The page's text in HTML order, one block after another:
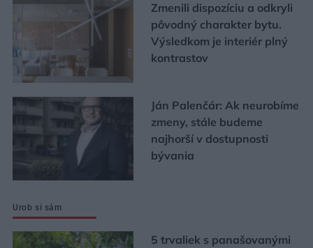
Zmenili dispozíciu a odkryli
pôvodný charakter bytu.
Výsledkom je interiér plný
kontrastov
Ján Palenčár: Ak neurobíme
zmeny, stále budeme
najhorší v dostupnosti
bývania
Urob si sám
5 trvaliek s panašovanými